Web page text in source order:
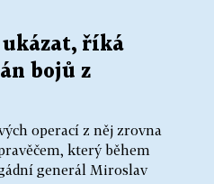
říká
bojů z
operací z něj zrovna
který během
generál Miroslav